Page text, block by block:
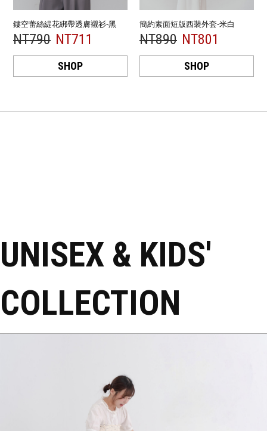
鏤空蕾絲緹花綁帶透膚襯衫-黑
NT790 NT711
SHOP
簡約素面短版西裝外套-米白
NT890 NT801
SHOP
UNISEX & KIDS'
COLLECTION